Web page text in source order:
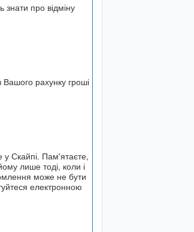
про відміну
рахунку гроші
у Скайпі. Пам'ятаєте,
лише тоді, коли і
може не бути
електронною